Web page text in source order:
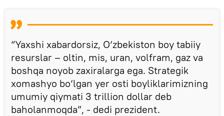
“Yaxshi xabardorsiz, O‘zbekiston boy tabiiy
resurslar – oltin, mis, uran, volfram, gaz va
boshqa noyob zaxiralarga ega. Strategik
xomashyo bo‘lgan yer osti boyliklarimizning
umumiy qiymati 3 trillion dollar deb
baholanmoqda”, - dedi prezident.